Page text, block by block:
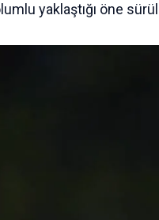
yaklaştığı öne